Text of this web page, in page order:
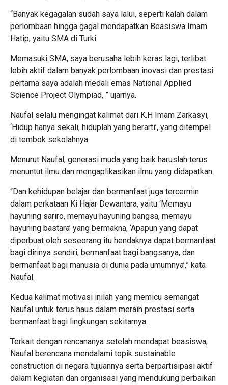
“Banyak kegagalan sudah saya lalui, seperti kalah dalam
perlombaan hingga gagal mendapatkan Beasiswa Imam
Hatip, yaitu SMA di Turki.
Memasuki SMA, saya berusaha lebih keras lagi, terlibat
lebih aktif dalam banyak perlombaan inovasi dan prestasi
pertama saya adalah medali emas National Applied
Science Project Olympiad, ” ujarnya.
Naufal selalu mengingat kalimat dari K.H Imam Zarkasyi,
‘Hidup hanya sekali, hiduplah yang berarti’, yang ditempel
di tembok sekolahnya.
Menurut Naufal, generasi muda yang baik haruslah terus
menuntut ilmu dan mengaplikasikan ilmu yang didapatkan.
“Dan kehidupan belajar dan bermanfaat juga tercermin
dalam perkataan Ki Hajar Dewantara, yaitu ‘Memayu
hayuning sariro, memayu hayuning bangsa, memayu
hayuning bastara’ yang bermakna, ‘Apapun yang dapat
diperbuat oleh seseorang itu hendaknya dapat bermanfaat
bagi dirinya sendiri, bermanfaat bagi bangsanya, dan
bermanfaat bagi manusia di dunia pada umumnya’,” kata
Naufal.
Kedua kalimat motivasi inilah yang memicu semangat
Naufal untuk terus haus dalam meraih prestasi serta
bermanfaat bagi lingkungan sekitarnya.
Terkait dengan rencananya setelah mendapat beasiswa,
Naufal berencana mendalami topik sustainable
construction di negara tujuannya serta berpartisipasi aktif
dalam kegiatan dan organisasi yang mendukung perbaikan